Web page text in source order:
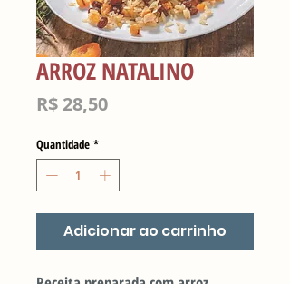
ARROZ NATALINO
R$ 28,50Preço
Quantidade *
Adicionar ao carrinho